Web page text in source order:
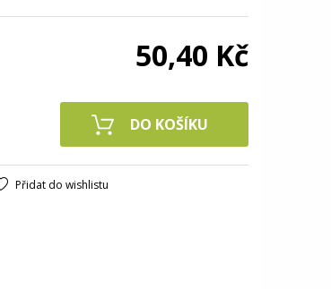
50,40 Kč
Přidat do wishlistu